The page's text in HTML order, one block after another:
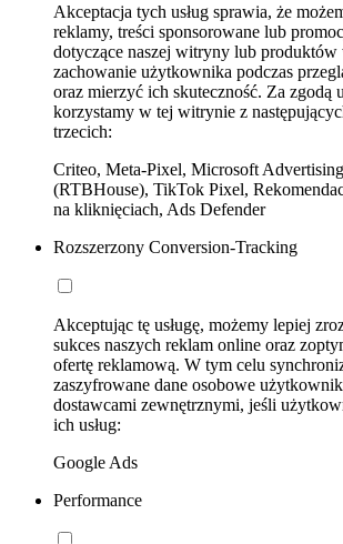
Akceptacja tych usług sprawia, że
reklamy, treści sponsorowane lub
dotyczące naszej witryny lub produktów
zachowanie użytkownika podczas
oraz mierzyć ich skuteczność. Za zgodą
korzystamy w tej witrynie z
trzecich:
Criteo, Meta-Pixel, Microsoft
(RTBHouse), TikTok Pixel,
na kliknięciach, Ads Defender
Rozszerzony Conversion-Tracking
Akceptując tę usługę, możemy lepiej
sukces naszych reklam online oraz
ofertę reklamową. W tym celu
zaszyfrowane dane osobowe
dostawcami zewnętrznymi, jeśli
ich usług:
Google Ads
Performance